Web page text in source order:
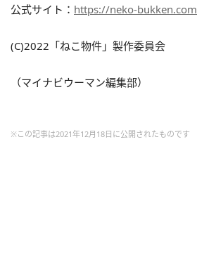
公式サイト： https://neko-bukken.com
(C)2022「ねこ物件」製作委員会
（マイナビウーマン編集部）
※この記事は2021年12月18日に公開されたものです